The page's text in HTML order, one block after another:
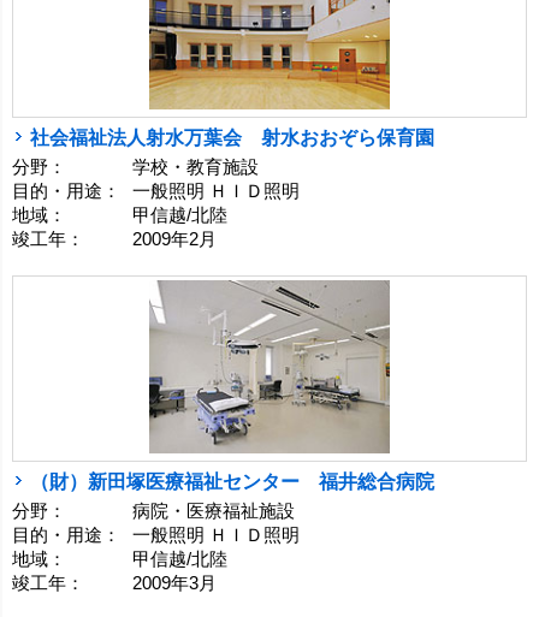
社会福祉法人射水万葉会 射水おおぞら保育園
分野：
学校・教育施設
目的・用途：
一般照明 ＨＩＤ照明
地域：
甲信越/北陸
竣工年：
2009年2月
（財）新田塚医療福祉センター 福井総合病院
分野：
病院・医療福祉施設
目的・用途：
一般照明 ＨＩＤ照明
地域：
甲信越/北陸
竣工年：
2009年3月